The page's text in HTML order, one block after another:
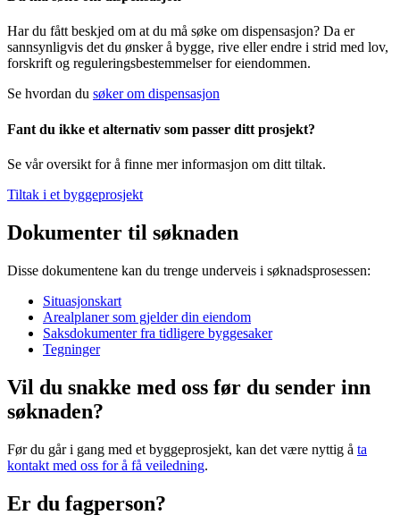
Har du fått beskjed om at du må søke om dispensasjon? Da er
sannsynligvis det du ønsker å bygge, rive eller endre i strid med lov,
forskrift og reguleringsbestemmelser for eiendommen.
Se hvordan du søker om dispensasjon
Fant du ikke et alternativ som passer ditt prosjekt?
Se vår oversikt for å finne mer informasjon om ditt tiltak.
Tiltak i et byggeprosjekt
Dokumenter til søknaden
Disse dokumentene kan du trenge underveis i søknadsprosessen:
Situasjonskart
Arealplaner som gjelder din eiendom
Saksdokumenter fra tidligere byggesaker
Tegninger
Vil du snakke med oss før du sender inn
søknaden?
Før du går i gang med et byggeprosjekt, kan det være nyttig å ta
kontakt med oss for å få veiledning.
Er du fagperson?